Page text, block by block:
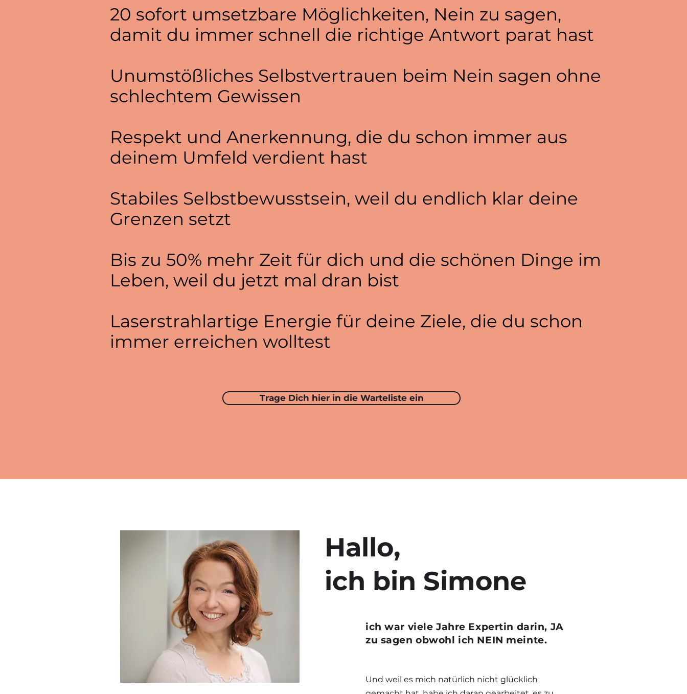
20 sofort umsetzbare Möglichkeiten, Nein zu sagen,
damit du immer schnell die richtige Antwort parat hast
Unumstößliches Selbstvertrauen beim Nein sagen ohne
schlechtem Gewissen
Respekt und Anerkennung, die du schon immer aus
deinem Umfeld verdient hast
Stabiles Selbstbewusstsein, weil du endlich klar deine
Grenzen setzt
Bis zu 50% mehr Zeit für dich und die schönen Dinge im
Leben, weil du jetzt mal dran bist
Laserstrahlartige Energie für deine Ziele, die du schon
immer erreichen wolltest
Trage Dich hier in die Warteliste ein
Hallo,
ich bin Simone
ich war viele Jahre Expertin darin, JA
zu sagen obwohl ich NEIN meinte.
Und weil es mich natürlich nicht glücklich